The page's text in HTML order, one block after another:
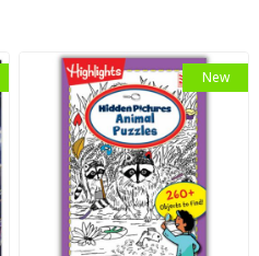
New